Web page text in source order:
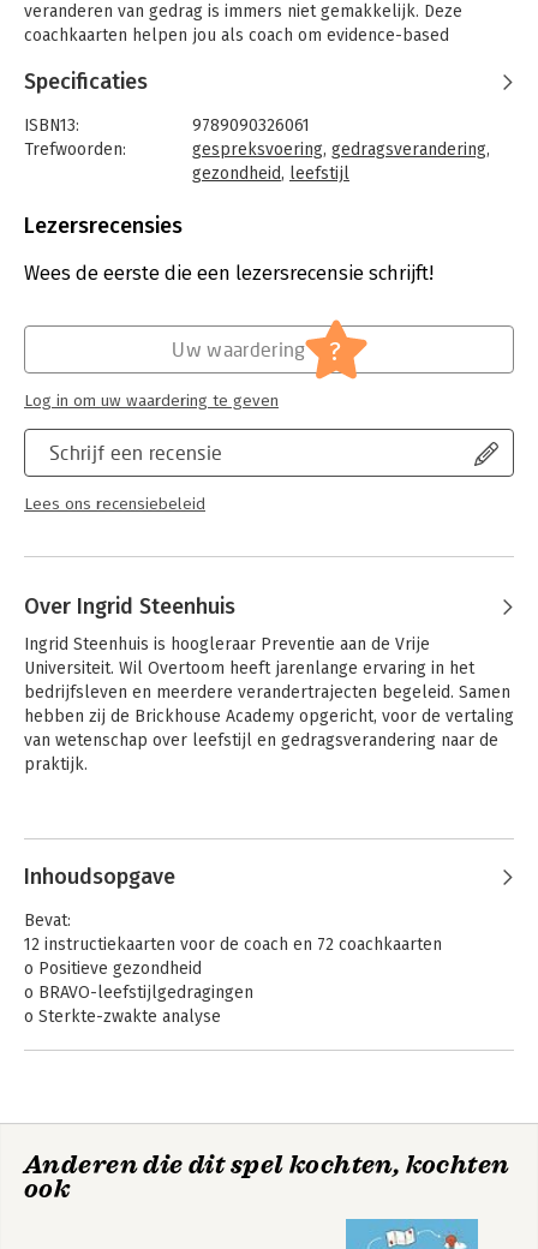
veranderen van gedrag is immers niet gemakkelijk. Deze
coachkaarten helpen jou als coach om evidence-based
toe te passen.
De coachkaarten geven de mogelijkheid om op een
laagdrempelige, visueel aantrekkelijke en wetenschappelijk
onderbouwde manier in gesprek te gaan met je coachee: over
kunnen optreden bij gedragsverandering en het omgaan met
De coachkaarten zijn geschikt voor iedereen die mensen
leefstijlcoaches, diëtisten en andere zorgprofessionals.
Specificaties
ISBN13:
9789090326061
Trefwoorden:
gespreksvoering, gedragsverandering,
gezondheid, leefstijl
Bindwijze:
Uitgever:
Lanseloet Uitgeverij
Hoofdrubriek:
Lezersrecensies
Wees de eerste die een lezersrecensie schrijft!
Schrijf een recensie
Lees ons recensiebeleid
Uw waardering ?
Log in om uw waardering te geven
Over Ingrid Steenhuis
Ingrid Steenhuis is hoogleraar Preventie aan de Vrije
Universiteit. Wil Overtoom heeft jarenlange ervaring in het
bedrijfsleven en meerdere verandertrajecten begeleid. Samen
hebben zij de Brickhouse Academy opgericht, voor de vertaling
van wetenschap over leefstijl en gedragsverandering naar de
praktijk.
Andere boeken door Ingrid
Steenhuis
Waaier
Positieve
Inhoudsopgave
Bevat:
12 instructiekaarten voor de coach en 72 coachkaarten
o Positieve gezondheid
o BRAVO-leefstijlgedragingen
o Sterkte-zwakte analyse
o Vaardigheden
o In balans
Anderen die dit spel kochten, kochten
ook